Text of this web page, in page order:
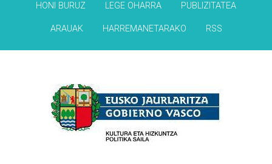
HONI BURUZ LEGE OHARRA PUBLIZITATEA
ARAUAK HARREMANETARAKO RSS